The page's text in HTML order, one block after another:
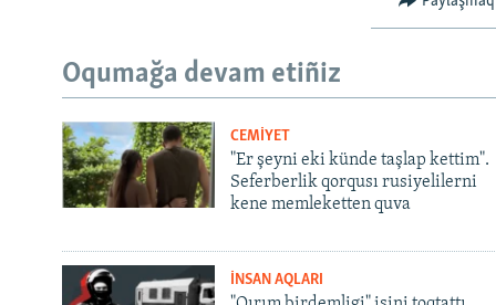
Oqumağa devam etiñiz
CEMİYET
"Er şeyni eki künde taşlap kettim".
Seferberlik qorqusı rusiyelilerni
kene memleketten quva
İNSAN AQLARI